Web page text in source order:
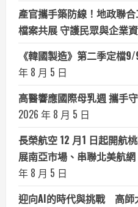
產官攜手築防線！地政聯
檔案共展 守護民眾與企業
《韓國製造》第二季定檔
年 8 月 5 日
高醫響應國際母乳週 攜手
2026 年 8 月 5 日
長榮航空 12 月1 日起開航
展南亞市場、串聯北美航
年 8 月 5 日
迎向AI的時代與挑戰 高師